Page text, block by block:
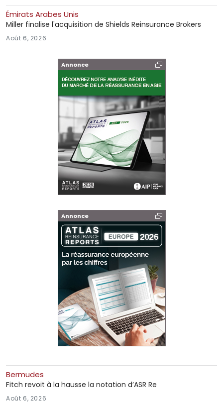
Émirats Arabes Unis
Miller finalise l'acquisition de Shields Reinsurance Brokers
Août 6, 2026
Annonce
Annonce
Bermudes
Fitch revoit à la hausse la notation d’ASR Re
Août 6, 2026